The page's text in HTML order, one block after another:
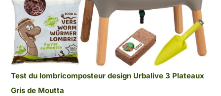
Test du lombricomposteur design Urbalive 3 Plateaux
Gris de Moutta